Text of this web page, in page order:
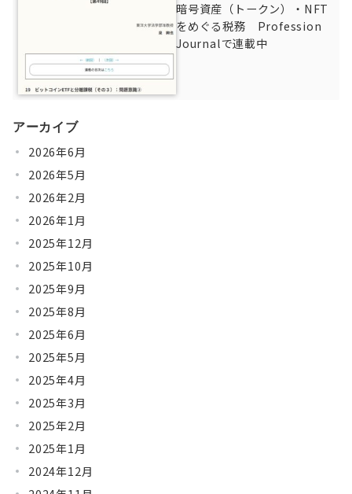
暗号資産（トークン）・NFT
をめぐる税務 Profession
Journalで連載中
アーカイブ
2026年6月
2026年5月
2026年2月
2026年1月
2025年12月
2025年10月
2025年9月
2025年8月
2025年6月
2025年5月
2025年4月
2025年3月
2025年2月
2025年1月
2024年12月